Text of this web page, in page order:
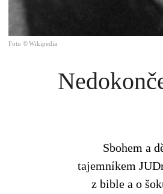
Foto © Wikipedia
Sbohem a
tajemníkem
z bible a o